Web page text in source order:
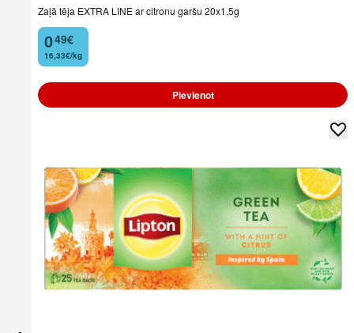
Zaļā tēja EXTRA LINE ar citronu garšu 20x1,5g
0
. 49€
16,33€/kg
Pievienot